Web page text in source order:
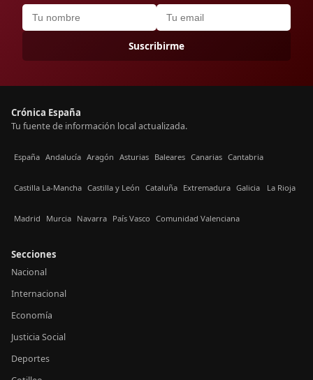
Suscribirme
Crónica España
Tu fuente de información local actualizada.
España Andalucía Aragón Asturias Baleares Canarias Cantabria
Castilla La-Mancha Castilla y León Cataluña Extremadura Galicia La Rioja
Madrid Murcia Navarra País Vasco Comunidad Valenciana
Secciones
Nacional
Internacional
Economía
Justicia Social
Deportes